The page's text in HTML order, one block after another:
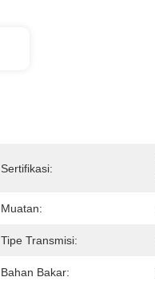
Sertifikasi:
Muatan:
Tipe Transmisi:
Bahan Bakar: